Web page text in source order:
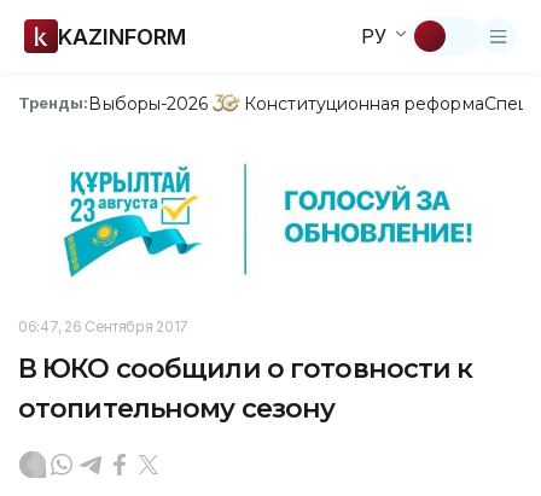
KAZINFORM РУ
Тренды:Выборы-2026 Конституционная реформа
06:47, 26 Сентября 2017
В ЮКО сообщили о готовности к
отопительному сезону